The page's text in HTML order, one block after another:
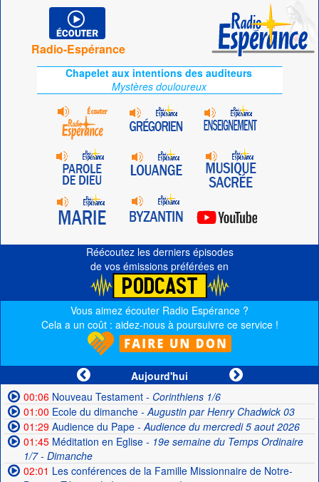
Radio-Espérance
Chapelet aux intentions des auditeurs
Mystères douloureux
Réécoutez les derniers épisodes
de vos émissions préférées en
Vous aimez écouter Radio Espérance ?
Cela a un coût : aidez-nous à poursuivre ce service !
Aujourd'hui
00:06Nouveau Testament- Corinthiens 1/6
01:00 Ecole du dimanche- Augustin par Henry Chadwick 03
01:29Audience du Pape- Audience du mercredi 5 aout 2026
01:45Méditation en Eglise- 19e semaine du Temps Ordinaire
1/7 - Dimanche
02:01 Les conférences de la Famille Missionnaire de Notre-